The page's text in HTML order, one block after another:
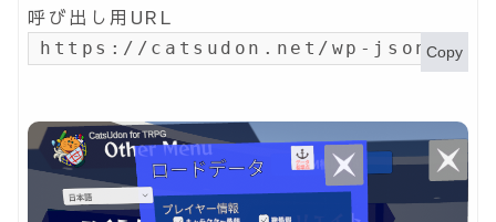
呼び出し用URL
https://catsudon.net/wp-json/my-
Copy